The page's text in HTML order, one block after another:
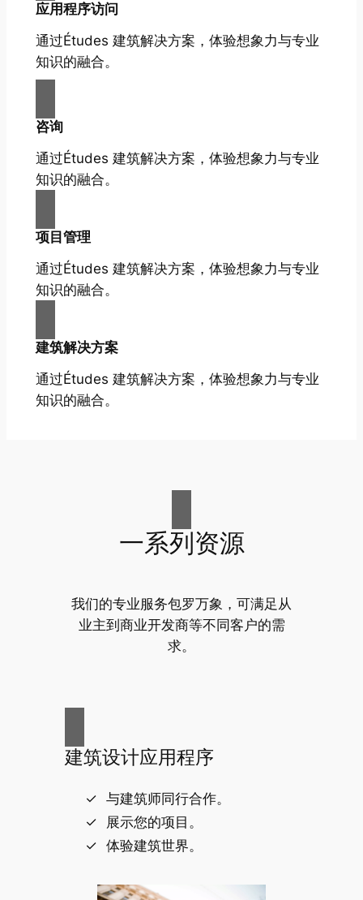
应用程序访问
通过Études 建筑解决方案，体验想象力与专业
知识的融合。
咨询
通过Études 建筑解决方案，体验想象力与专业
知识的融合。
项目管理
通过Études 建筑解决方案，体验想象力与专业
知识的融合。
建筑解决方案
通过Études 建筑解决方案，体验想象力与专业
知识的融合。
一系列资源
我们的专业服务包罗万象，可满足从
业主到商业开发商等不同客户的需
求。
建筑设计应用程序
与建筑师同行合作。
展示您的项目。
体验建筑世界。